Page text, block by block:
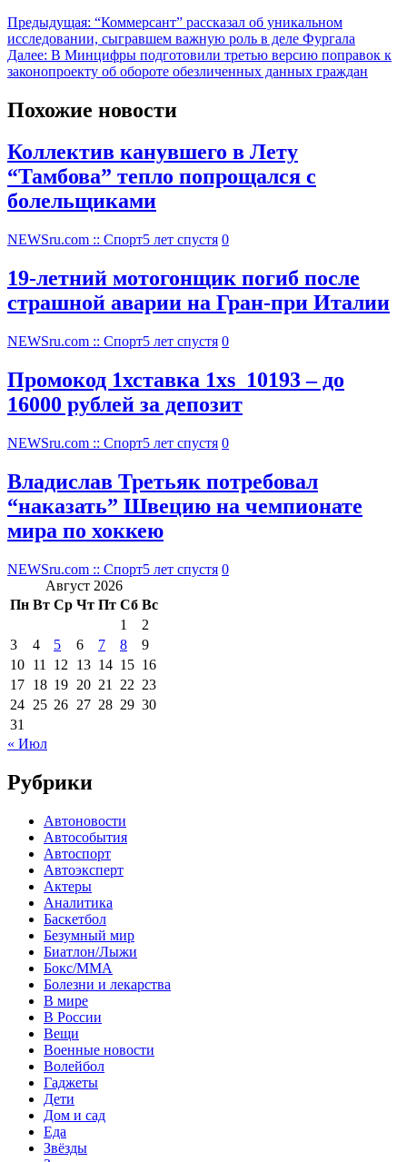
Предыдущая: “Коммерсант” рассказал об уникальном
исследовании, сыгравшем важную роль в деле Фургала
Далее: В Минцифры подготовили третью версию поправок к
законопроекту об обороте обезличенных данных граждан
Похожие новости
Коллектив канувшего в Лету
“Тамбова” тепло попрощался с
болельщиками
NEWSru.com :: Спорт5 лет спустя 0
19-летний мотогонщик погиб после
страшной аварии на Гран-при Италии
NEWSru.com :: Спорт5 лет спустя 0
Промокод 1хставка 1xs_10193 – до
16000 рублей за депозит
NEWSru.com :: Спорт5 лет спустя 0
Владислав Третьяк потребовал
“наказать” Швецию на чемпионате
мира по хоккею
NEWSru.com :: Спорт5 лет спустя 0
Август 2026
Пн Вт Ср Чт Пт Сб Вс
1
2
3
4 5 6 7 8
9
10 11 12 13 14 15 16
17 18 19 20 21 22 23
24 25 26 27 28 29 30
31
« Июл
Рубрики
Автоновости
Автособытия
Автоспорт
Автоэксперт
Актеры
Аналитика
Баскетбол
Безумный мир
Биатлон/Лыжи
Бокс/MMA
Болезни и лекарства
В мире
В России
Вещи
Военные новости
Волейбол
Гаджеты
Дети
Дом и сад
Еда
Звёзды